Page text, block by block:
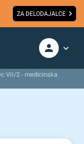
ZA DELODAJALCE
VII/2 - medicinska